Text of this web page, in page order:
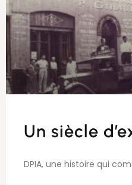
Un siècle
DPIA, une histoire qui